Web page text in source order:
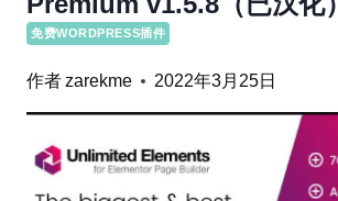
免费WORDPRESS插件
作者zarekme 2022年3月25日